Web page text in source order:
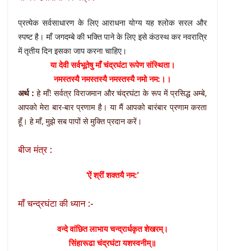
प्रत्येक सर्वसाधारण के लिए आराधना योग्य यह श्लोक सरल और
स्पष्ट है। माँ जगदम्बे की भक्ति पाने के लिए इसे कंठस्थ कर नवरात्रि
में तृतीय दिन इसका जाप करना चाहिए।
या देवी सर्वभू‍तेषु माँ चंद्रघंटा रूपेण संस्थिता।
नमस्तस्यै नमस्तस्यै नमस्तस्यै नमो नम:।।
अर्थ : हे माँ! सर्वत्र विराजमान और चंद्रघंटा के रूप में प्रसिद्ध अम्बे,
आपको मेरा बार-बार प्रणाम है। या मैं आपको बारंबार प्रणाम करता
हूँ। हे माँ, मुझे सब पापों से मुक्ति प्रदान करें।
बीज मंत्र :
‘ऐं श्रीं शक्तयै नम:’
माँ चन्द्रघंटा की ध्यान :-
वन्दे वांछित लाभाय चन्द्रार्धकृत शेखरम्।
सिंहारूढा चंद्रघंटा यशस्वनीम्॥